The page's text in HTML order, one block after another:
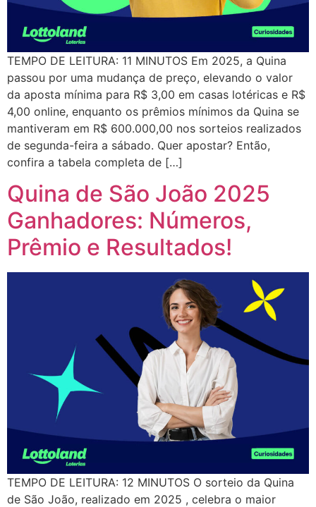
TEMPO DE LEITURA: 11 MINUTOS Em 2025, a Quina
passou por uma mudança de preço, elevando o valor
da aposta mínima para R$ 3,00 em casas lotéricas e R$
4,00 online, enquanto os prêmios mínimos da Quina se
mantiveram em R$ 600.000,00 nos sorteios realizados
de segunda-feira a sábado. Quer apostar? Então,
confira a tabela completa de […]
Quina de São João 2025
Ganhadores: Números,
Prêmio e Resultados!
TEMPO DE LEITURA: 12 MINUTOS O sorteio da Quina
de São João, realizado em 2025 , celebra o maior